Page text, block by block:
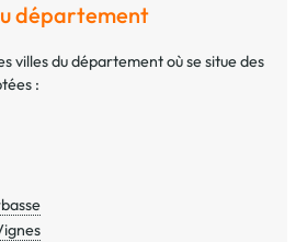
département
villes du département où se situe des
: